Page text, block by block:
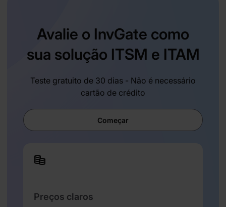
Avalie o InvGate como
sua solução ITSM e ITAM
Teste gratuito de 30 dias - Não é necessário
cartão de crédito
Começar
Preços claros